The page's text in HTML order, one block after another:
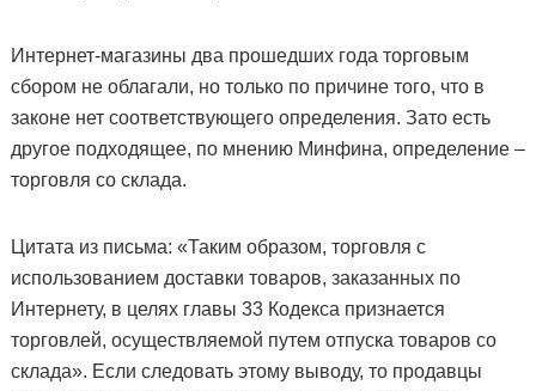
Интернет-магазины два прошедших года торговым
сбором не облагали, но только по причине того, что в
законе нет соответствующего определения. Зато есть
другое подходящее, по мнению Минфина, определение –
торговля со склада.
Цитата из письма: «Таким образом, торговля с
использованием доставки товаров, заказанных по
Интернету, в целях главы 33 Кодекса признается
торговлей, осуществляемой путем отпуска товаров со
склада». Если следовать этому выводу, то продавцы